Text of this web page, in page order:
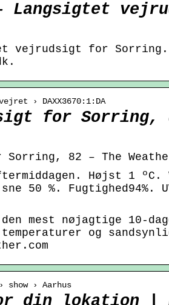
Langsigtet
vejrudsigt for
› DAXX3670:1:DA
for Sorring,
82 – The
Højst 1
50 %. Fugtighed94%.
mest nøjagtige 10-
og
› Aarhus